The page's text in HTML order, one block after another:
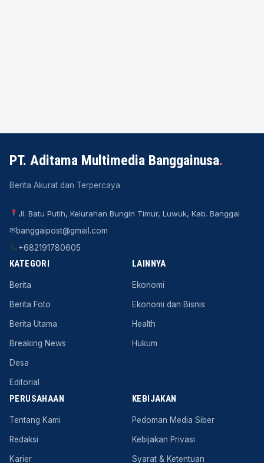
PT. Aditama Multimedia Banggainusa.
Berita Akurat dan Terpercaya
Jl. Batu Putih, Kelurahan Bungin Timur, Luwuk, Kab. Banggai
✉banggaipost@gmail.com
+682191780605
KATEGORI
Berita
Berita Foto
Berita Utama
Breaking News
Desa
Editorial
LAINNYA
Ekonomi
Ekonomi dan Bisnis
Health
Hukum
PERUSAHAAN
Tentang Kami
Redaksi
Karier
KEBIJAKAN
Pedoman Media Siber
Kebijakan Privasi
Syarat & Ketentuan